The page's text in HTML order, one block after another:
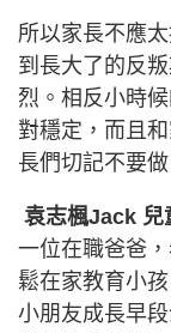
所以家長不應
到長大了的反
烈。相反小時
對穩定，而且
長們切記不要
袁志楓Jack 兒
一位在職爸爸
鬆在家教育小
小朋友成長早